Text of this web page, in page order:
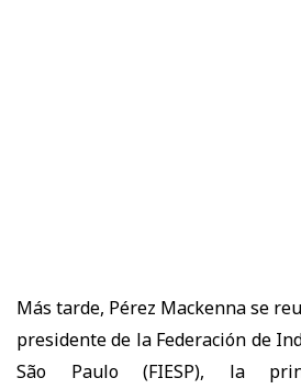
Más tarde, Pérez Mackenna se
presidente de la Federación de
São Paulo (FIESP), la